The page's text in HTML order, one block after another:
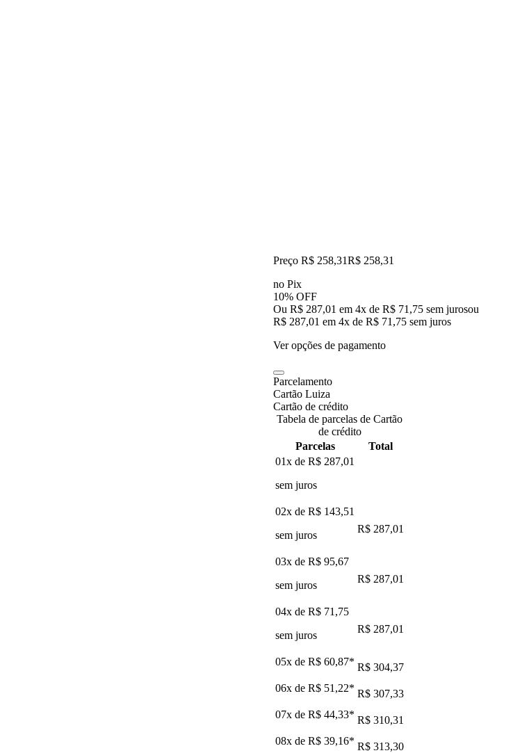
Preço R$ 258,31R$ 258,31
no Pix
10% OFF
Ou R$ 287,01 em 4x de R$ 71,75 sem jurosou
R$ 287,01 em 4x de R$ 71,75 sem juros
Ver opções de pagamento
Parcelamento
Cartão Luiza
Cartão de crédito
Tabela de parcelas de Cartão
de crédito
Parcelas
Total
01x de R$ 287,01
sem juros
02x de R$ 143,51
sem juros
R$ 287,01
03x de R$ 95,67
sem juros
R$ 287,01
04x de R$ 71,75
sem juros
R$ 287,01
05x de R$ 60,87* R$ 304,37
06x de R$ 51,22* R$ 307,33
07x de R$ 44,33* R$ 310,31
08x de R$ 39,16* R$ 313,30